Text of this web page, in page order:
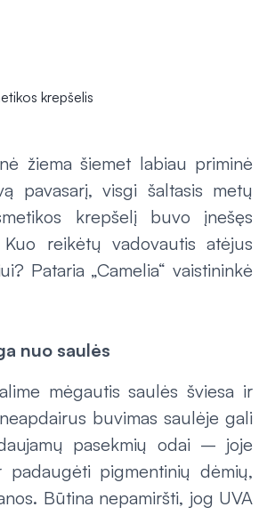
žiema šiemet labiau priminė
pavasarį, visgi šaltasis metų
krepšelį buvo įnešęs
reikėtų vadovautis atėjus
Pataria „Camelia“ vaistininkė
nuo saulės
mėgautis saulės šviesa ir
buvimas saulėje gali
pasekmių odai – joje
padaugėti pigmentinių dėmių,
Būtina nepamiršti, jog UVA